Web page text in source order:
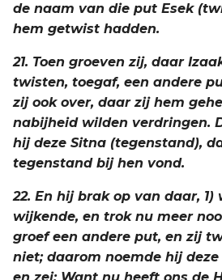
de naam van die put Esek
hem getwist hadden.
21. Toen groeven zij, daar
twisten, toegaf, een andere
zij ook over, daar zij hem
nabijheid wilden verdringen.
hij deze Sitna (tegenstand),
tegenstand bij hen vond.
22. En hij brak op van daar, 1)
wijkende, en trok nu meer
groef een andere put, en zij
niet; daarom noemde hij